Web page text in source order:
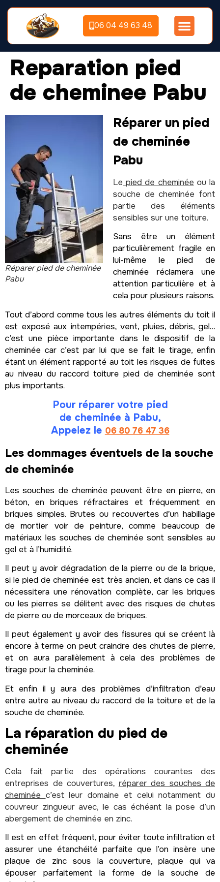
06 04 49 63 48
Reparation pied
de cheminee Pabu
Réparer pied de cheminée
Pabu
Réparer un pied
de cheminée
Pabu
Le pied de cheminée ou la
souche de cheminée font
partie des éléments
sensibles sur une toiture.
Sans être un élément
particulièrement fragile en
lui-même le pied de
cheminée réclamera une
attention particulière et à
cela pour plusieurs raisons.
Tout d’abord comme tous les autres éléments du toit il
est exposé aux intempéries, vent, pluies, débris, gel…
c’est une pièce importante dans le dispositif de la
cheminée car c’est par lui que se fait le tirage, enfin
étant un élément rapporté au toit les risques de fuites
au niveau du raccord toiture pied de cheminée sont
plus importants.
Pour réparer votre pied
de cheminée à Pabu,
Appelez le 06 80 76 47 36
Les dommages éventuels de la souche
de cheminée
Les souches de cheminée peuvent être en pierre, en
béton, en briques réfractaires et fréquemment en
briques simples. Brutes ou recouvertes d’un habillage
de mortier voir de peinture, comme beaucoup de
matériaux les souches de cheminée sont sensibles au
gel et à l’humidité.
Il peut y avoir dégradation de la pierre ou de la brique,
si le pied de cheminée est très ancien, et dans ce cas il
nécessitera une rénovation complète, car les briques
ou les pierres se délitent avec des risques de chutes
de pierre ou de morceaux de briques.
Il peut également y avoir des fissures qui se créent là
encore à terme on peut craindre des chutes de pierre,
et on aura parallèlement à cela des problèmes de
tirage pour la cheminée.
Et enfin il y aura des problèmes d’infiltration d’eau
entre autre au niveau du raccord de la toiture et de la
souche de cheminée.
La réparation du pied de
cheminée
Cela fait partie des opérations courantes des
entreprises de couvertures, réparer des souches de
cheminée c’est leur domaine et celui notamment du
couvreur zingueur avec, le cas échéant la pose d’un
abergement de cheminée en zinc.
Il est en effet fréquent, pour éviter toute infiltration et
assurer une étanchéité parfaite que l’on insère une
plaque de zinc sous la couverture, plaque qui va
épouser parfaitement la forme de la souche de